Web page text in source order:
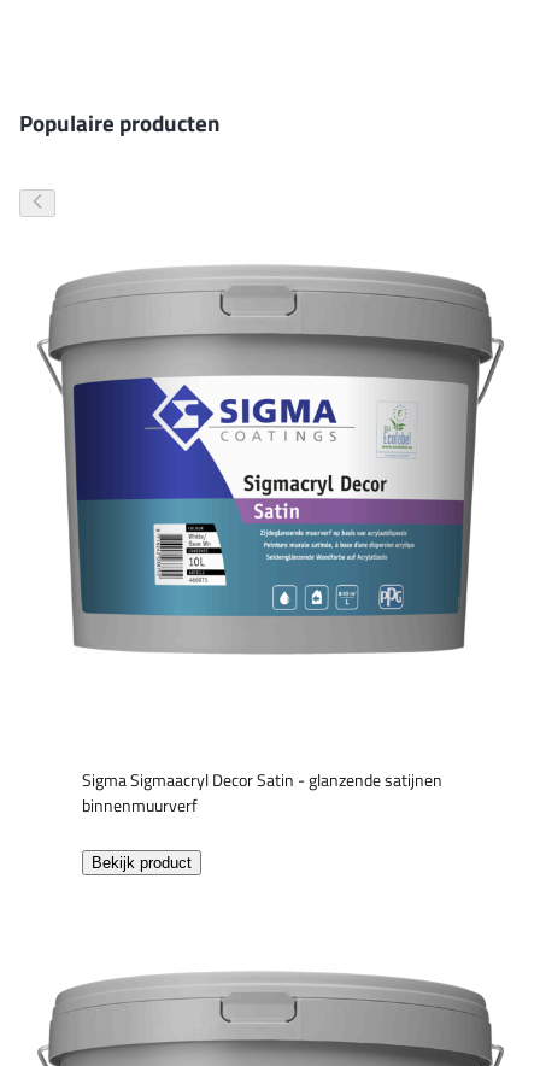
Populaire producten
Sigma Sigmaacryl Decor Satin - glanzende satijnen
binnenmuurverf
Bekijk product